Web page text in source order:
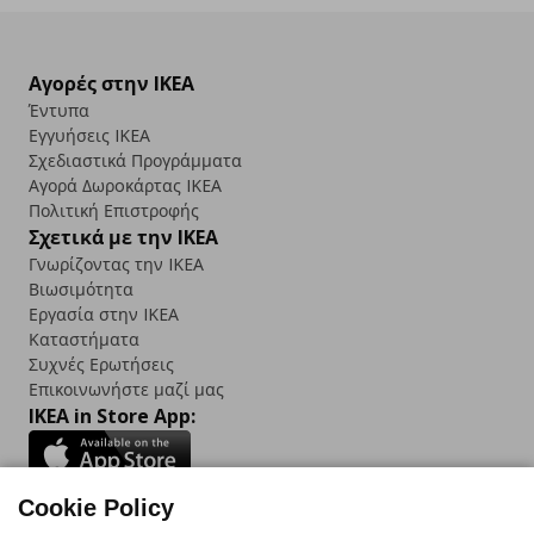
Αγορές στην IKEA
Έντυπα
Εγγυήσεις IKEA
Σχεδιαστικά Προγράμματα
Αγορά Δωρoκάρτας IKEA
Πολιτική Επιστροφής
Σχετικά με την IKEA
Γνωρίζοντας την IKEA
Βιωσιμότητα
Εργασία στην IKEA
Καταστήματα
Συχνές Ερωτήσεις
Επικοινωνήστε μαζί μας
IKEA in Store App:
Cookie Policy